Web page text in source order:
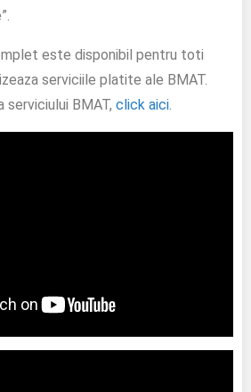
este disponibil pentru toti
serviciile platite ale BMAT.
serviciului BMAT, click aici.